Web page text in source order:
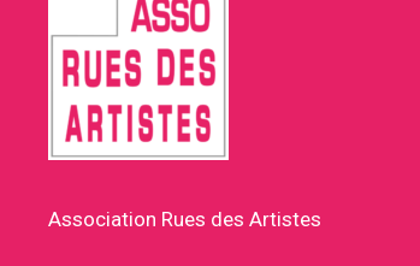
Association Rues des Artistes